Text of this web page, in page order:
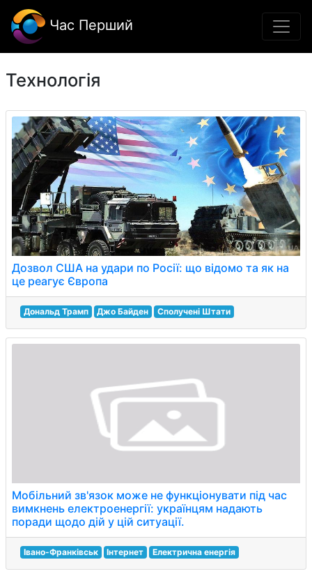
Час Перший
Технологія
Дозвол США на удари по Росії: що відомо та як на
це реагує Європа
Дональд Трамп Джо Байден Сполучені Штати
Мобільний зв'язок може не функціонувати під час
вимкнень електроенергії: українцям надають
поради щодо дій у цій ситуації.
Івано-Франківськ Інтернет Електрична енергія